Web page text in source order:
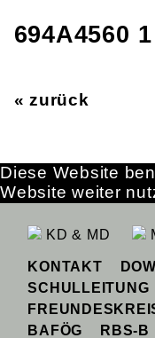
694A4560 1
« zurück
KD & MD
KONTAKT
SCHULLEITUNG
BAFÖG
RBS-B
Diese Website
Website weiter